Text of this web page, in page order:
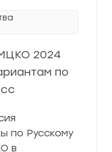
2024
по
по Русскому
в